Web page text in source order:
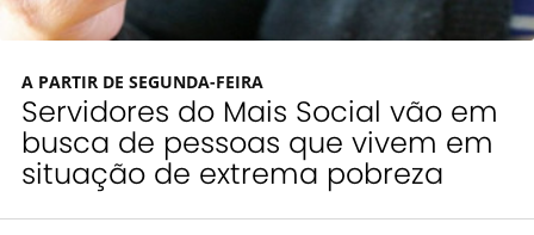
A PARTIR DE SEGUNDA-FEIRA
Servidores do Mais Social vão em
busca de pessoas que vivem em
situação de extrema pobreza